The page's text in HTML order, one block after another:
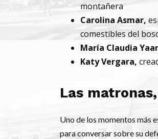
montañera
Carolina Asmar,
comestibles del
María Claudia
Katy Vergara,
Las
Uno de los momentos más
para conversar sobre su